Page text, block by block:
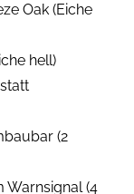
Oak (Eiche
hell)
(2
Warnsignal (4